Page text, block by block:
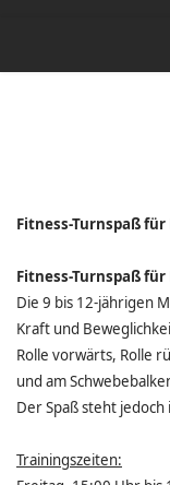
Fitness-Turnspaß für
Fitness-Turnspaß für
Die 9 bis 12-jährigen
Kraft und
Rolle vorwärts, Rolle
und am
Der Spaß steht
Trainingszeiten: